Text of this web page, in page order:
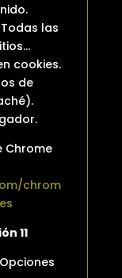
las
cookies.
de
Chrome
chrom
11